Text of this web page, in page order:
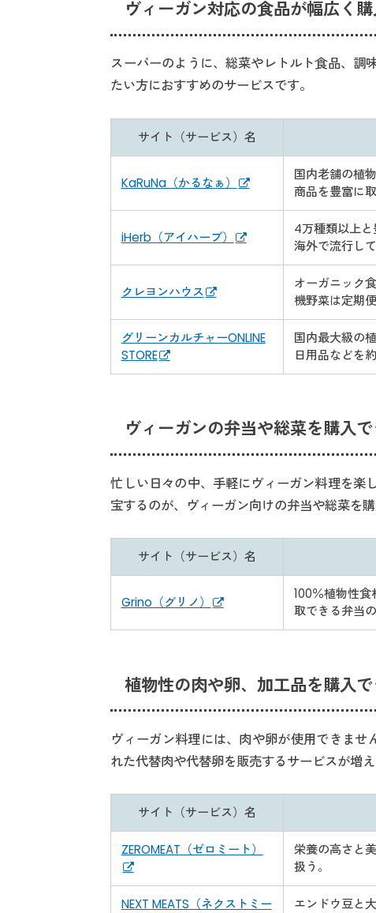
ヴィーガン対応の食品が幅広く
スーパーのように、総菜やレトルト食品、調
たい方におすすめのサービスです。
サイト（サービス）名
KaRuNa（かるなぁ）
国内老舗の植
商品を豊富に
iHerb（アイハーブ）
4万種類以上と
海外で流行し
クレヨンハウス
オーガニック
機野菜は定期
グリーンカルチャーONLINE
STORE
国内最大級の
日用品などを
ヴィーガンの弁当や総菜を購入
忙しい日々の中、手軽にヴィーガン料理を楽
宝するのが、ヴィーガン向けの弁当や総菜を
サイト（サービス）名
Grino（グリノ）
100％植物性
取できる弁当
植物性の肉や卵、加工品を購入
ヴィーガン料理には、肉や卵が使用できま
れた代替肉や代替卵を販売するサービスが増え
サイト（サービス）名
ZEROMEAT（ゼロミート）
栄養の高さと
扱う。
NEXT MEATS（ネクストミー エンドウ豆と